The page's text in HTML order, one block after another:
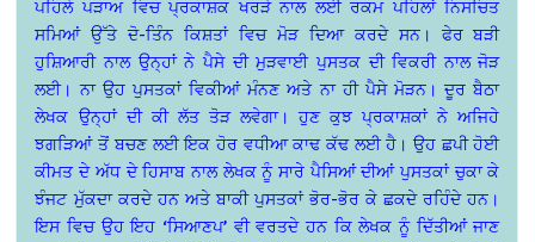
ਪਹਿਲੇ ਪੜਾਅ ਵਿਚ ਪ੍ਰਕਾਸ਼ਕ ਖਰੜੇ ਨਾਲ ਲਈ ਰਕਮ ਪਹਿਲਾਂ ਨਿਸਚਿਤ
ਸਮਿਆਂ ਉੱਤੇ ਦੋ-ਤਿੰਨ ਕਿਸ਼ਤਾਂ ਵਿਚ ਮੋੜ ਦਿਆ ਕਰਦੇ ਸਨ। ਫੇਰ ਬੜੀ
ਹੁਸ਼ਿਆਰੀ ਨਾਲ ਉਨ੍ਹਾਂ ਨੇ ਪੈਸੇ ਦੀ ਮੁੜਵਾਈ ਪੁਸਤਕ ਦੀ ਵਿਕਰੀ ਨਾਲ ਜੋੜ
ਲਈ। ਨਾ ਉਹ ਪੁਸਤਕਾਂ ਵਿਕੀਆਂ ਮੰਨਣ ਅਤੇ ਨਾ ਹੀ ਪੈਸੇ ਮੋੜਨ। ਦੂਰ ਬੈਠਾ
ਲੇਖਕ ਉਨ੍ਹਾਂ ਦੀ ਕੀ ਲੱਤ ਤੋੜ ਲਵੇਗਾ। ਹੁਣ ਕੁਝ ਪ੍ਰਕਾਸ਼ਕਾਂ ਨੇ ਅਜਿਹੇ
ਝਗੜਿਆਂ ਤੋਂ ਬਚਣ ਲਈ ਇਕ ਹੋਰ ਵਧੀਆ ਕਾਢ ਕੱਢ ਲਈ ਹੈ। ਉਹ ਛਪੀ ਹੋਈ
ਕੀਮਤ ਦੇ ਅੱਧ ਦੇ ਹਿਸਾਬ ਨਾਲ ਲੇਖਕ ਨੂੰ ਸਾਰੇ ਪੈਸਿਆਂ ਦੀਆਂ ਪੁਸਤਕਾਂ ਚੁਕਾ ਕੇ
ਝੰਜਟ ਮੁੱਕਦਾ ਕਰਦੇ ਹਨ ਅਤੇ ਬਾਕੀ ਪੁਸਤਕਾਂ ਭੋਰ-ਭੋਰ ਕੇ ਛਕਦੇ ਰਹਿੰਦੇ ਹਨ।
ਇਸ ਵਿਚ ਉਹ ਇਹ ‘ਸਿਆਣਪ’ ਵੀ ਵਰਤਦੇ ਹਨ ਕਿ ਲੇਖਕ ਨੂੰ ਦਿੱਤੀਆਂ ਜਾਣ